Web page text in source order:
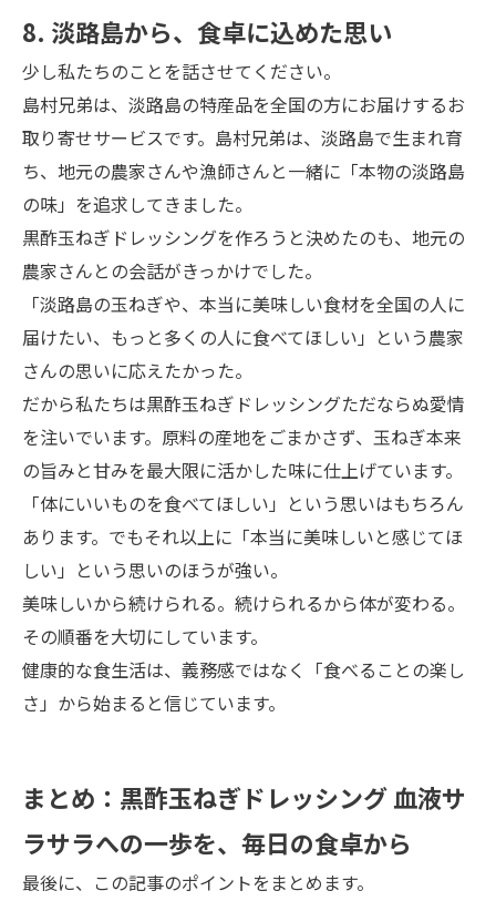
8. 淡路島から、食卓に込めた思い
少し私たちのことを話させてください。
島村兄弟は、淡路島の特産品を全国の方にお届けするお
取り寄せサービスです。島村兄弟は、淡路島で生まれ育
ち、地元の農家さんや漁師さんと一緒に「本物の淡路島
の味」を追求してきました。
黒酢玉ねぎドレッシングを作ろうと決めたのも、地元の
農家さんとの会話がきっかけでした。
「淡路島の玉ねぎや、本当に美味しい食材を全国の人に
届けたい、もっと多くの人に食べてほしい」という農家
さんの思いに応えたかった。
だから私たちは黒酢玉ねぎドレッシングただならぬ愛情
を注いでいます。原料の産地をごまかさず、玉ねぎ本来
の旨みと甘みを最大限に活かした味に仕上げています。
「体にいいものを食べてほしい」という思いはもちろん
あります。でもそれ以上に「本当に美味しいと感じてほ
しい」という思いのほうが強い。
美味しいから続けられる。続けられるから体が変わる。
その順番を大切にしています。
健康的な食生活は、義務感ではなく「食べることの楽し
さ」から始まると信じています。
まとめ：黒酢玉ねぎドレッシング 血液サ
ラサラへの一歩を、毎日の食卓から
最後に、この記事のポイントをまとめます。